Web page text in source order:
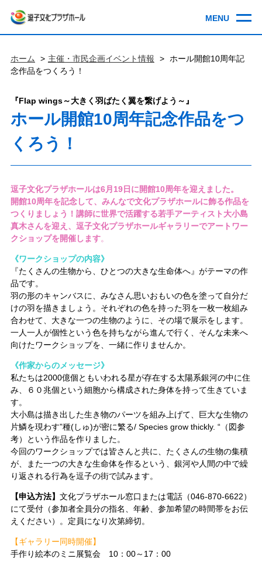
ホーム 主催・市民企画イベント情報
ホール開館10周年記
念作品をつくろう！
『Flap wings～大きく羽ばたく翼を繋げよう～』
ホール開館10周年記念作品をつ
くろう！
逗子文化プラザホールは6月19日に開館10周年を迎えました。
開館10周年を記念して、みんなで文化プラザホールに飾る作品を
つくりましょう！講師に世界で活躍する若手アーティスト大小島
真木さんを迎え、逗子文化プラザホールギャラリーでアートワー
クショップを開催します。
《ワークショップの内容》
『たくさんの生物から、ひとつの大きな生命体へ』がテーマの作
品です。
羽の形のキャンバスに、みなさん思いおもいの色を塗って自分だ
けの羽を描きましょう。それぞれの色を持った羽を一枚一枚組み
合わせて、大きな一つの生物のように、その場で展示をします。
一人一人が個性という色を持ちながら進んで行く、そんな未来へ
向けたワークショップを、一緒に作りませんか。
《作家からのメッセージ》
私たちは2000億個ともいわれる星が存在する太陽系銀河の中に住
み、６０兆個という細胞から構成された身体を持って生きていま
す。
大小島は描き出した生き物のパーツを組み上げて、巨大な生物の
片鱗を現わす”種(しゅ)が密に繁る/ Species grow thickly. “（図参
考）という作品を作りました。
今回のワークショップでは皆さんと共に、たくさんの生物の集積
が、また一つの大きな生命体を作るという、銀河や人間の中で繰
り返される行為を逗子の街で試みます。
【申込方法】 文化プラザホール窓口または電話（046-870-6622）
にて受付（参加者全員分の指名、年齢、参加希望の時間帯をお伝
えください）。定員になり次第締切。
【ギャラリー同時開催】
手作り絵本のミニ展覧会 10：00～17：00